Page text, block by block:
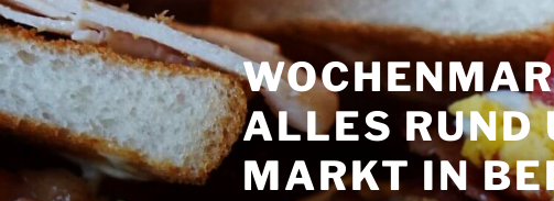
Zum
Inhalt
springen
ALLES
MARKT IN